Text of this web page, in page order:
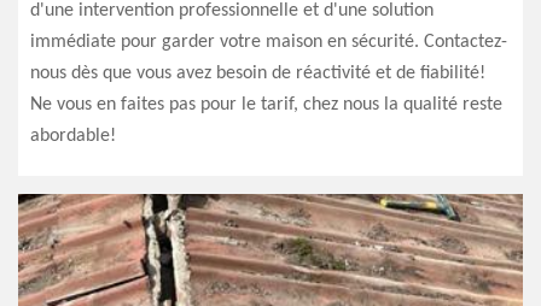
d'une intervention professionnelle et d'une solution
immédiate pour garder votre maison en sécurité. Contactez-
nous dès que vous avez besoin de réactivité et de fiabilité!
Ne vous en faites pas pour le tarif, chez nous la qualité reste
abordable!